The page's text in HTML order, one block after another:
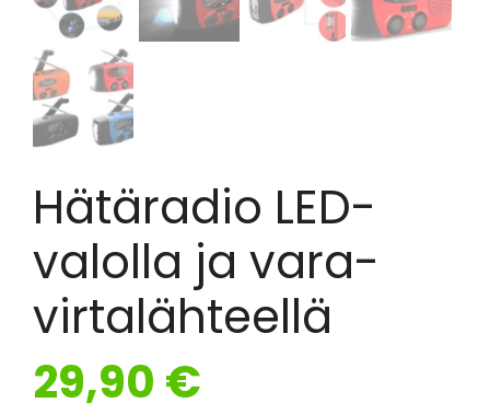
Hätäradio LED-
valolla ja vara-
virtalähteellä
29,90 €